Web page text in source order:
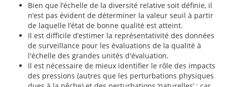
Bien que l’échelle de la diversité relative soit définie, il
n’est pas évident de déterminer la valeur seuil à partir
de laquelle l’état de bonne qualité est atteint.
Il est difficile d’estimer la représentativité des données
de surveillance pour les évaluations de la qualité à
l'échelle des grandes unités d'évaluation.
Il est nécessaire de mieux identifier le rôle des impacts
des pressions (autres que les perturbations physiques